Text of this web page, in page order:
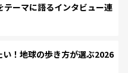
ーマに語るインタビュー連
！地球の歩き方が選ぶ2026